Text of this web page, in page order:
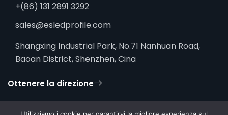
+(86) 131 2891 3292
sales@esledprofile.com
Shangxing Industrial Park, No.71 Nanhuan Road,
Baoan District, Shenzhen, Cina
Ottenere la direzione